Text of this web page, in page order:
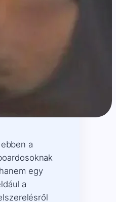
a
egy
a